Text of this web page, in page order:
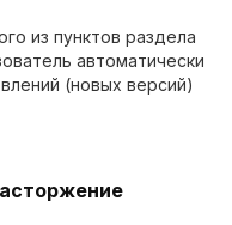
из пунктов раздела
автоматически
(новых версий)